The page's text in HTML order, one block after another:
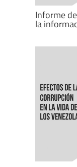
Informe
la